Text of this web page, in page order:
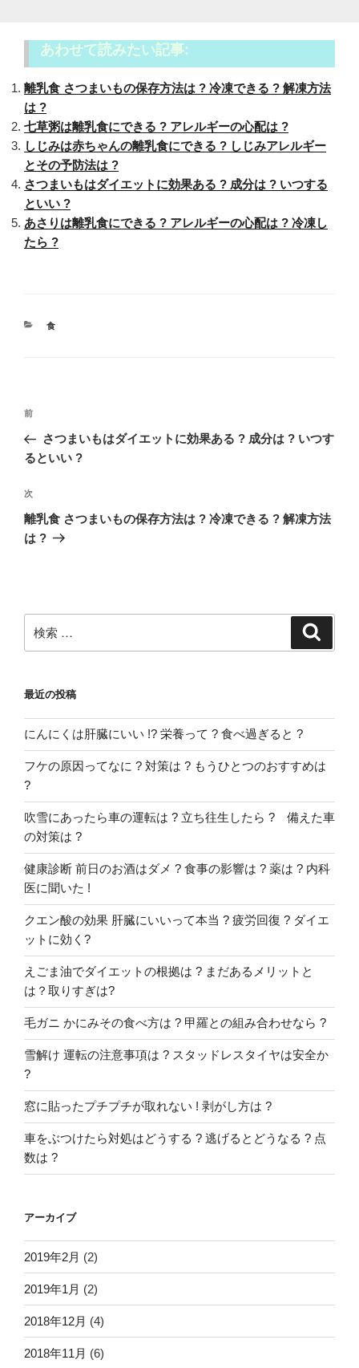
あわせて読みたい記事:
離乳食 さつまいもの保存方法は ? 冷凍できる ? 解凍方法
は ?
七草粥は離乳食にできる ? アレルギーの心配は ?
しじみは赤ちゃんの離乳食にできる ? しじみアレルギー
とその予防法は ?
さつまいもはダイエットに効果ある ? 成分は ? いつする
といい ?
あさりは離乳食にできる ? アレルギーの心配は ? 冷凍し
たら ?
カ
食
投
ナ
ゲ
ー
シ
過
去
の
稿
前
さつまいもはダイエットに効果ある ? 成分は ? いつす
るといい ?
次
の
投
次
離乳食 さつまいもの保存方法は ? 冷凍できる ? 解凍方法
は ?
索:
最近の投稿
にんにくは肝臓にいい !? 栄養って ? 食べ過ぎると ?
フケの原因ってなに ? 対策は ? もうひとつのおすすめは
?
吹雪にあったら車の運転は ? 立ち往生したら ? 備えた車
の対策は ?
健康診断 前日のお酒はダメ ? 食事の影響は ? 薬は ? 内科
医に聞いた !
クエン酸の効果 肝臓にいいって本当 ? 疲労回復 ? ダイエ
ットに効く?
えごま油でダイエットの根拠は ? まだあるメリットと
は？取りすぎは?
毛ガニ かにみその食べ方は ? 甲羅との組み合わせなら ?
雪解け 運転の注意事項は ? スタッドレスタイヤは安全か
?
窓に貼ったプチプチが取れない ! 剥がし方は ?
車をぶつけたら対処はどうする ? 逃げるとどうなる ? 点
数は ?
アーカイブ
2019年2月 (2)
2019年1月 (2)
2018年12月 (4)
2018年11月 (6)